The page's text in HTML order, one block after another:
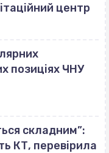
центр
позиціях ЧНУ
складним”:
КТ, перевірила